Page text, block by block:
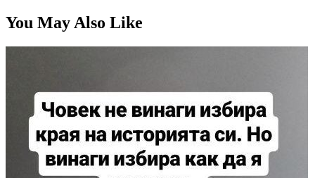
You May Also Like